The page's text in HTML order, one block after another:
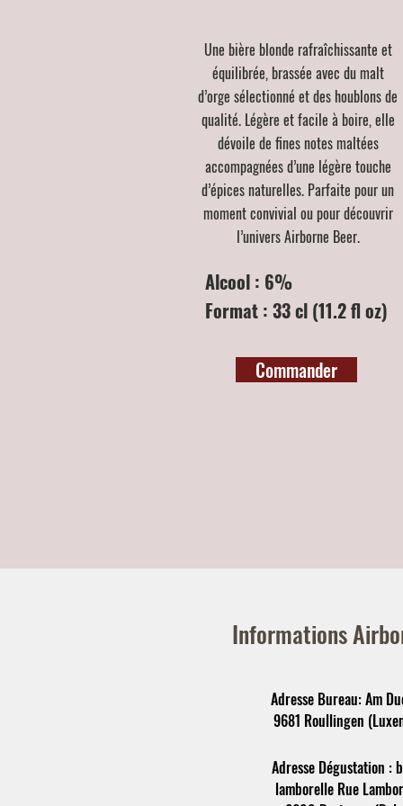
Une bière blonde rafraîchissante et
équilibrée, brassée avec du malt
d’orge sélectionné et des houblons de
qualité. Légère et facile à boire, elle
dévoile de fines notes maltées
accompagnées d’une légère touche
d’épices naturelles. Parfaite pour un
moment convivial ou pour découvrir
l’univers Airborne Beer.
Alcool : 6%
Format : 33 cl (11.2 fl oz)
Commander
Informations
Adresse Bureau: Am
9681 Roullingen
Adresse Dégustation :
lamborelle Rue